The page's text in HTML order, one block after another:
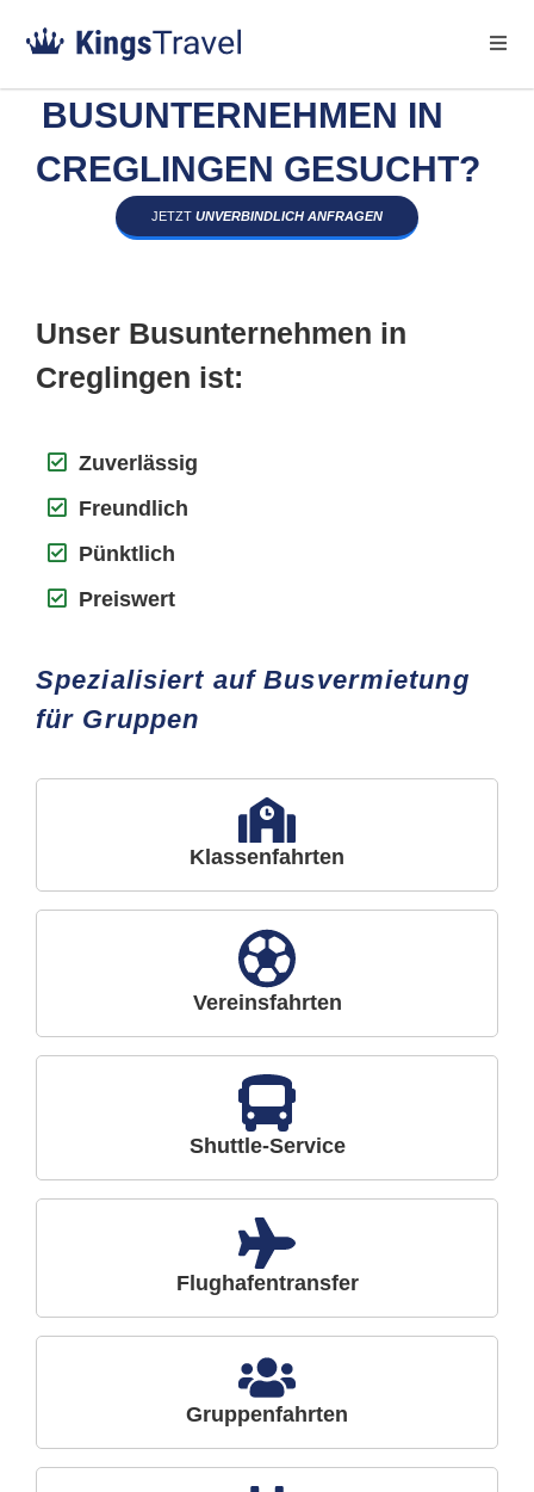
BUSUNTERNEHMEN IN
CREGLINGEN GESUCHT?
JETZT UNVERBINDLICH ANFRAGEN
Unser Busunternehmen in
Creglingen ist:
Zuverlässig
Freundlich
Pünktlich
Preiswert
Spezialisiert auf Busvermietung
für Gruppen
Klassenfahrten
Vereinsfahrten
Shuttle-Service
Flughafentransfer
Gruppenfahrten